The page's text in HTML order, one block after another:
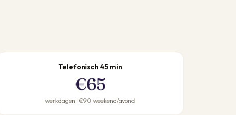
Telefonisch 45 min
€65
werkdagen · €90 weekend/avond